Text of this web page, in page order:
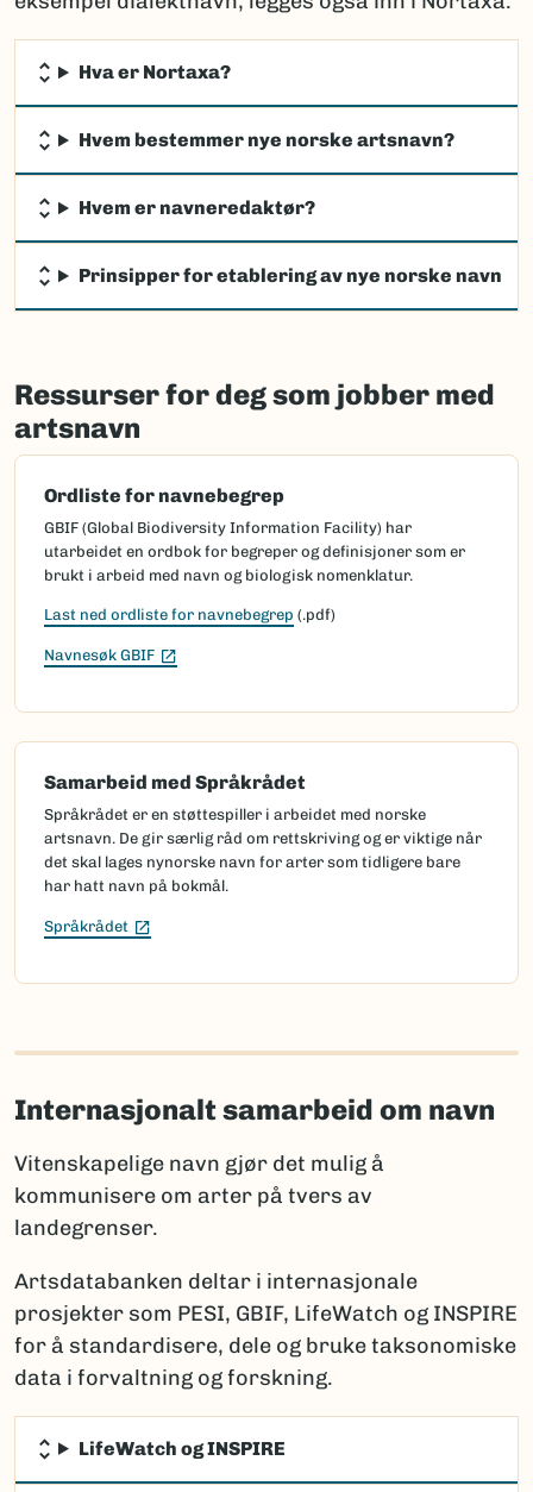
Hva er Nortaxa?
Hvem bestemmer nye norske artsnavn?
Hvem er navneredaktør?
Prinsipper for etablering av nye norske navn
Ressurser for deg som jobber med
artsnavn
Ordliste for navnebegrep
GBIF (Global Biodiversity Information Facility) har
utarbeidet en ordbok for begreper og definisjoner som er
brukt i arbeid med navn og biologisk nomenklatur.
Last ned ordliste for navnebegrep (.pdf)
Navnesøk GBIF (Ekstern lenke)
Samarbeid med Språkrådet
Språkrådet er en støttespiller i arbeidet med norske
artsnavn. De gir særlig råd om rettskriving og er viktige når
det skal lages nynorske navn for arter som tidligere bare
har hatt navn på bokmål.
Språkrådet (Ekstern lenke)
Internasjonalt samarbeid om navn
Vitenskapelige navn gjør det mulig å
kommunisere om arter på tvers av
landegrenser.
Artsdatabanken deltar i internasjonale
prosjekter som PESI, GBIF, LifeWatch og INSPIRE
for å standardisere, dele og bruke taksonomiske
data i forvaltning og forskning.
LifeWatch og INSPIRE